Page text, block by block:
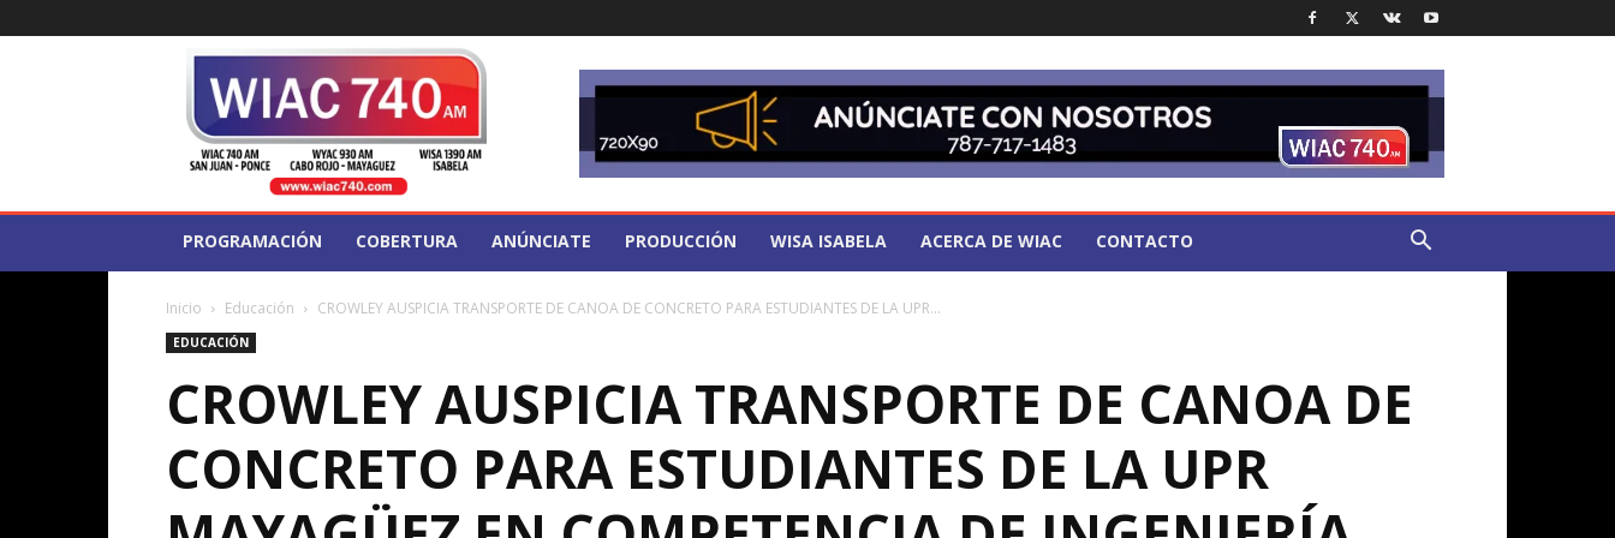
PROGRAMACIÓN COBERTURA ANÚNCIATE PRODUCCIÓN WISA ISABELA ACERCA DE WIAC CONTACTO
Inicio Educación CROWLEY AUSPICIA TRANSPORTE DE CANOA DE CONCRETO PARA ESTUDIANTES DE LA UPR...
EDUCACIÓN
CROWLEY AUSPICIA TRANSPORTE DE CANOA DE
CONCRETO PARA ESTUDIANTES DE LA UPR